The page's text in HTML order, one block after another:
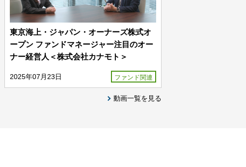
東京海上・ジャパン・オーナーズ株式オ
ープン ファンドマネージャー注目のオー
ナー経営人＜株式会社カナモト＞
2025年07月23日 ファンド関連
動画一覧を見る